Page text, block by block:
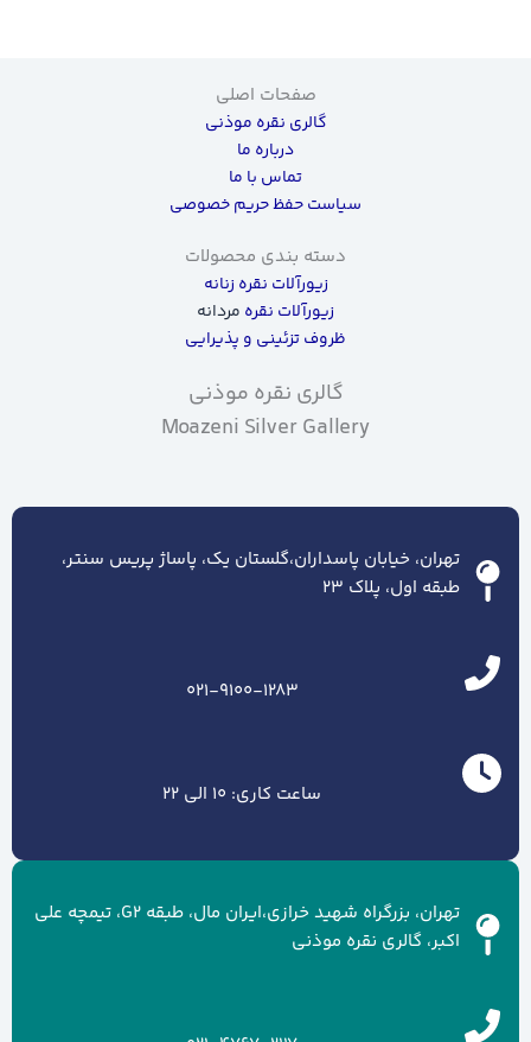
صفحات اصلی
گالری نقره موذنی
درباره ما
تماس با ما
سیاست حفظ حریم خصوصی
دسته بندی محصولات
زیورآلات نقره زنانه
زیورآلات نقره مردانه
ظروف تزئینی و پذیرایی
گالری نقره موذنی
Moazeni Silver Gallery
تهران، خیابان پاسداران،گلستان یک، پاساژ پریس سنتر،
طبقه اول، پلاک ۲۳
021-9100-1283
ساعت کاری: 10 الی 22
تهران، بزرگراه شهید خرازی،ایران مال، طبقه G2، تیمچه علی
اکبر، گالری نقره موذنی